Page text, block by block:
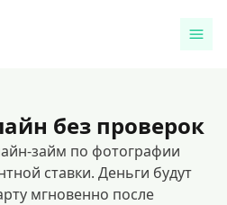
без проверок
займ по фотографии
ставки. Деньги будут
мгновенно после